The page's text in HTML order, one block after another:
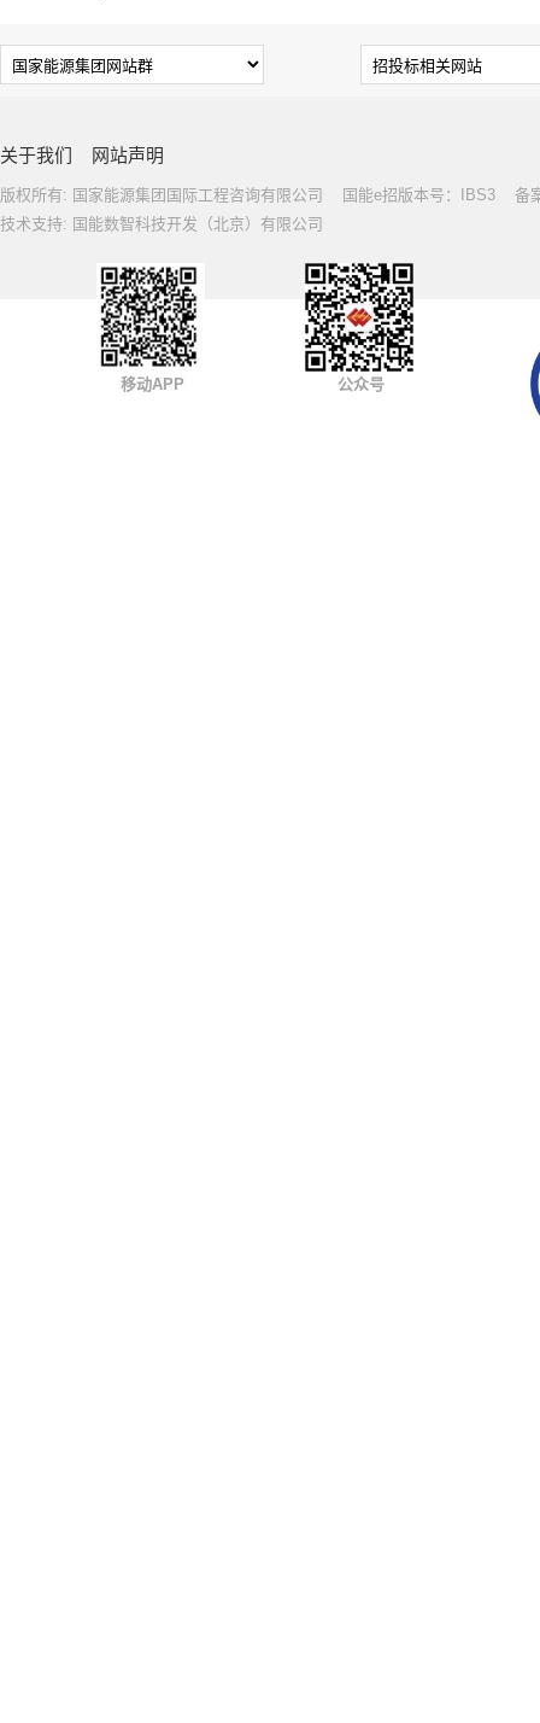
关于我们 网站声明
版权所有: 国家能源集团国际工程咨询有限公司 国能e招版本号：IBS3 备
技术支持: 国能数智科技开发（北京）有限公司
移动APP 公众号